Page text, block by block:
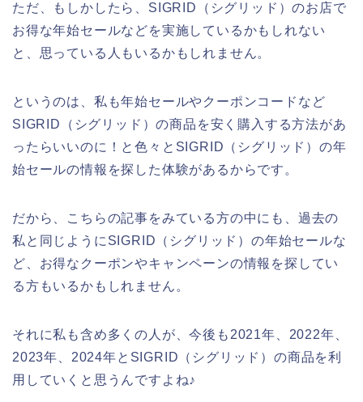
ただ、もしかしたら、SIGRID（シグリッド）のお店で
お得な年始セールなどを実施しているかもしれない
と、思っている人もいるかもしれません。
というのは、私も年始セールやクーポンコードなど
SIGRID（シグリッド）の商品を安く購入する方法があ
ったらいいのに！と色々とSIGRID（シグリッド）の年
始セールの情報を探した体験があるからです。
だから、こちらの記事をみている方の中にも、過去の
私と同じようにSIGRID（シグリッド）の年始セールな
ど、お得なクーポンやキャンペーンの情報を探してい
る方もいるかもしれません。
それに私も含め多くの人が、今後も2021年、2022年、
2023年、2024年とSIGRID（シグリッド）の商品を利
用していくと思うんですよね♪